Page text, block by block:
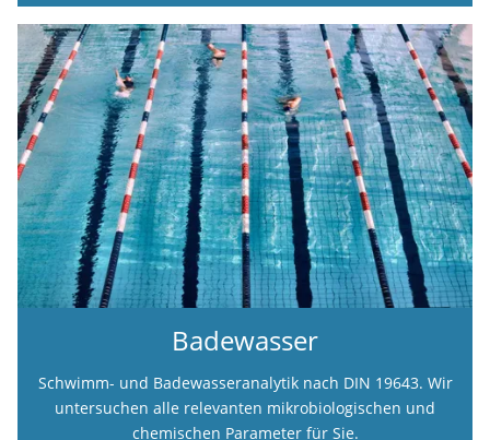
Badewasser
Schwimm- und Badewasseranalytik nach DIN 19643. Wir
untersuchen alle relevanten mikrobiologischen und
chemischen Parameter für Sie.